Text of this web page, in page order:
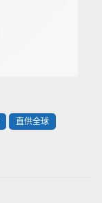
直供全球